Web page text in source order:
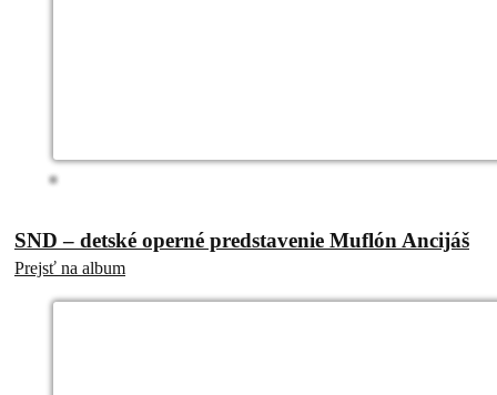
SND – detské operné predstavenie Muflón Ancijáš
Prejsť na album